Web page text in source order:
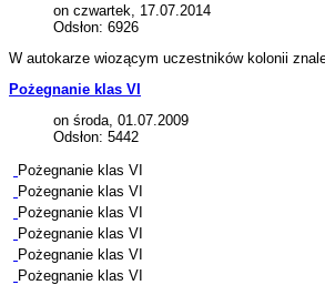
on czwartek, 17.07.2014
Odsłon: 6926
W autokarze wiozącym uczestników kolonii
Pożegnanie klas VI
on środa, 01.07.2009
Odsłon: 5442
Pożegnanie klas VI
Pożegnanie klas VI
Pożegnanie klas VI
Pożegnanie klas VI
Pożegnanie klas VI
Pożegnanie klas VI